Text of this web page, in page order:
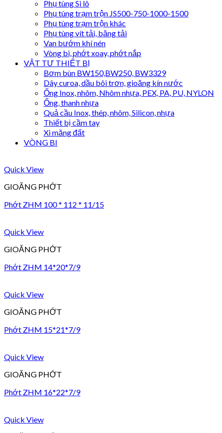
Phụ tùng Si lô
Phụ tùng trạm trộn JS500-750-1000-1500
Phụ tùng trạm trộn khác
Phụ tùng vít tải, băng tải
Van bướm khí nén
Vòng bi, phớt xoay, phớt nắp
VẬT TƯ THIẾT BỊ
Bơm bùn BW150,BW250, BW3329
Dây curoa, dầu bôi trơn, gioăng kín nước
Ống Inox, nhôm, Nhôm nhựa, PEX, PA, PU, NYLON
Ống, thanh nhựa
Quả cầu Inox, thép, nhôm, Silicon, nhựa
Thiết bị cầm tay
Xi măng đất
VÒNG BI
Quick View
GIOĂNG PHỚT
Phớt ZHM 100 * 112 * 11/15
Quick View
GIOĂNG PHỚT
Phớt ZHM 14*20*7/9
Quick View
GIOĂNG PHỚT
Phớt ZHM 15*21*7/9
Quick View
GIOĂNG PHỚT
Phớt ZHM 16*22*7/9
Quick View